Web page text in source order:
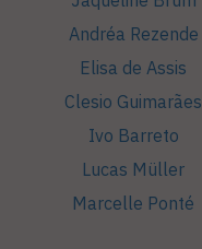
Andréa Rezende
Elisa de Assis
Clesio Guimarães
Ivo Barreto
Lucas Müller
Marcelle Ponté